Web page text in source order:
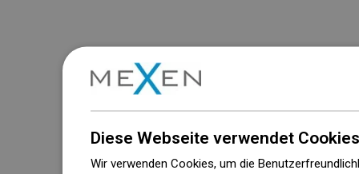
Diese Webseite verwendet
Wir verwenden Cookies, um die